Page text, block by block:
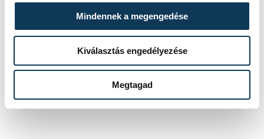
Mindennek a megengedése
Kiválasztás engedélyezése
Megtagad
vehir.hu